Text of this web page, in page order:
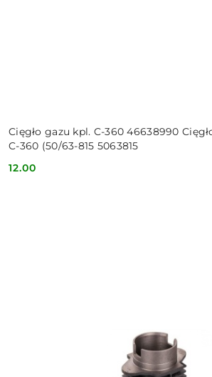
Cięgło gazu kpl. C-360 46638990
C-360 (50/63-815 5063815
Cena:
12.00